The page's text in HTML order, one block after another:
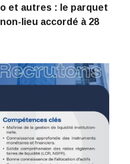
et autres : le parquet
lieu accordé à 28